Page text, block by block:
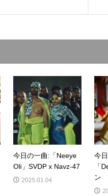
今日の一曲:「Neeye
Oli」SVDP x Navz-47
2025.01.04
今
「
ン